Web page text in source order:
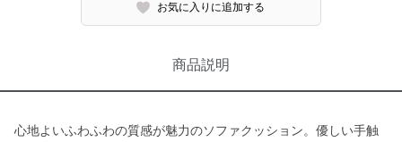
お気に入りに追加する
商品説明
心地よいふわふわの質感が魅力のソファクッション。優しい手触